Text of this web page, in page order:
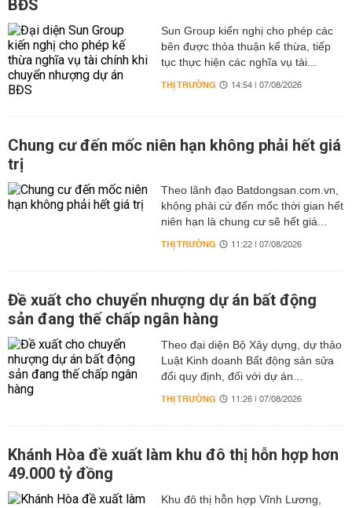
BĐS
Sun Group kiến nghị cho phép các
bên được thỏa thuận kế thừa, tiếp
tục thực hiện các nghĩa vụ tài...
THỊ TRƯỜNG 14:54 | 07/08/2026
Chung cư đến mốc niên hạn không phải hết giá
trị
Theo lãnh đạo Batdongsan.com.vn,
không phải cứ đến mốc thời gian hết
niên hạn là chung cư sẽ hết giá...
THỊ TRƯỜNG 11:22 | 07/08/2026
Đề xuất cho chuyển nhượng dự án bất động
sản đang thế chấp ngân hàng
Theo đại diện Bộ Xây dựng, dự thảo
Luật Kinh doanh Bất động sản sửa
đổi quy định, đối với dự án...
THỊ TRƯỜNG 11:26 | 07/08/2026
Khánh Hòa đề xuất làm khu đô thị hỗn hợp hơn
49.000 tỷ đồng
Khu đô thị hỗn hợp Vĩnh Lương,